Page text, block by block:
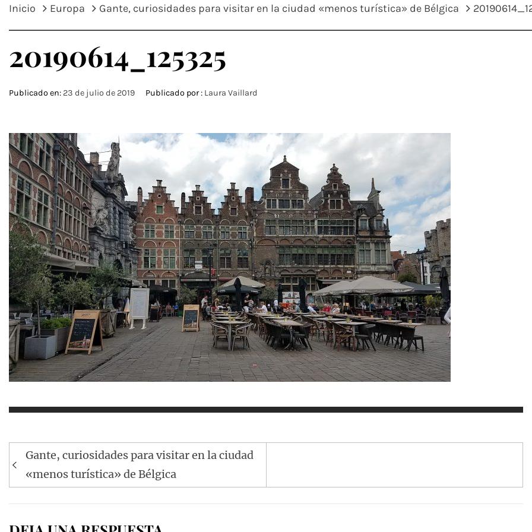
Inicio Europa Gante, curiosidades para visitar en la ciudad «menos turística» de Bélgica
20190614_125325
Publicado en: 23 de julio de 2019 Publicado por : Laura Vaillard
Navegación
de
entradas
Gante, curiosidades para visitar en la ciudad
«menos turística» de Bélgica